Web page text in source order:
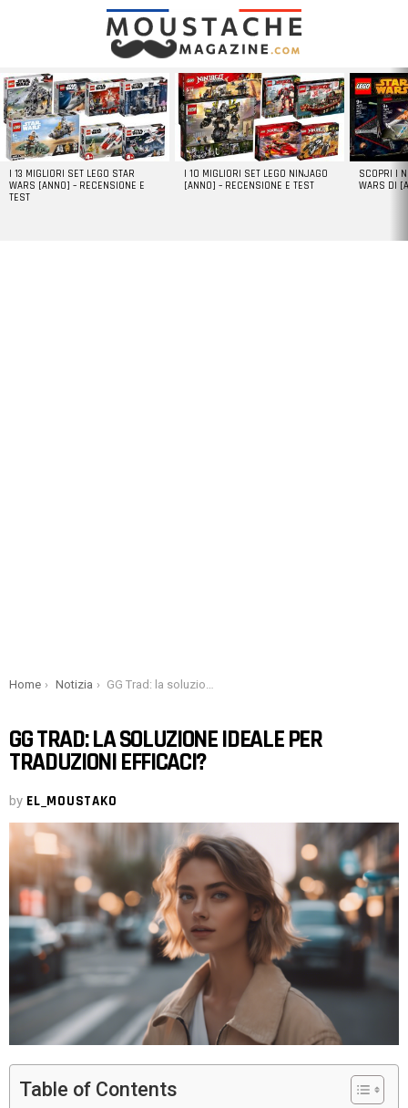
LATEST
STORIES
I 13 MIGLIORI SET LEGO STAR
WARS [ANNO] – RECENSIONE E
TEST
I 10 MIGLIORI SET LEGO NINJAGO
[ANNO] – RECENSIONE E TEST
SCOPRI I
WARS DI
You are here:
Home Notizia GG Trad: la soluzione ideale per traduzioni efficaci?
GG TRAD: LA SOLUZIONE IDEALE PER
TRADUZIONI EFFICACI?
by EL_MOUSTAKO
Table of Contents